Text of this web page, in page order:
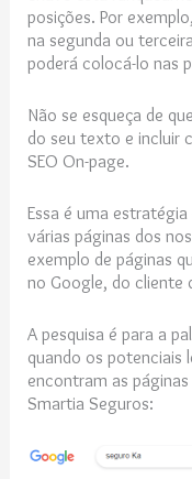
posições. Por
na segunda ou
poderá colocá-lo nas
Não se esqueça de
do seu texto e incluir
SEO On-page.
Essa é uma
várias páginas dos
exemplo de páginas
no Google, do cliente
A pesquisa é para a
quando os potenciais
encontram as
Smartia Seguros: